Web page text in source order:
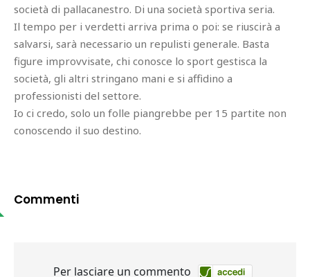
società di pallacanestro. Di una società sportiva seria.
Il tempo per i verdetti arriva prima o poi: se riuscirà a
salvarsi, sarà necessario un repulisti generale. Basta
figure improvvisate, chi conosce lo sport gestisca la
società, gli altri stringano mani e si affidino a
professionisti del settore.
Io ci credo, solo un folle piangrebbe per 15 partite non
conoscendo il suo destino.
Commenti